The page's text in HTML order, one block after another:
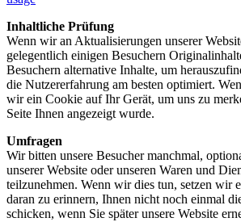
Inhaltliche Prüfung
Wenn wir an Aktualisierungen unserer
gelegentlich einigen Besuchern
Besuchern alternative Inhalte, um
die Nutzererfahrung am besten optimiert.
wir ein Cookie auf Ihr Gerät, um uns zu
Seite Ihnen angezeigt wurde.
Umfragen
Wir bitten unsere Besucher manchmal,
unserer Website oder unseren Waren und
teilzunehmen. Wenn wir dies tun, setzen wir
daran zu erinnern, Ihnen nicht noch einmal
schicken, wenn Sie später unsere Website